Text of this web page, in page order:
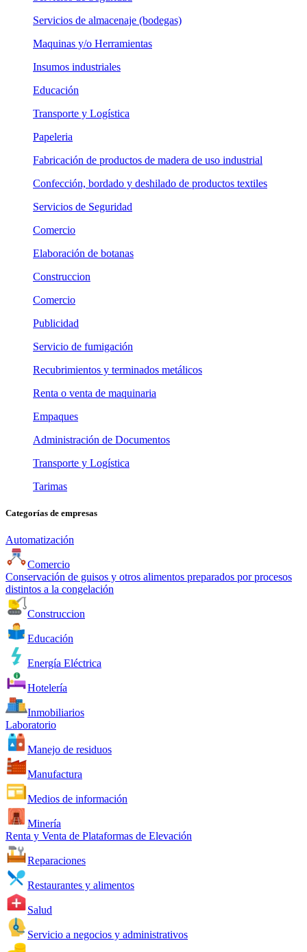
Servicios de almacenaje (bodegas)
Maquinas y/o Herramientas
Insumos industriales
Educación
Transporte y Logística
Papeleria
Fabricación de productos de madera de uso industrial
Confección, bordado y deshilado de productos textiles
Servicios de Seguridad
Comercio
Elaboración de botanas
Construccion
Comercio
Publicidad
Servicio de fumigación
Recubrimientos y terminados metálicos
Renta o venta de maquinaria
Empaques
Administración de Documentos
Transporte y Logística
Tarimas
Categorías de empresas
Automatización
Comercio
Conservación de guisos y otros alimentos preparados por procesos
distintos a la congelación
Construccion
Educación
Energía Eléctrica
Hotelería
Inmobiliarios
Laboratorio
Manejo de residuos
Manufactura
Medios de información
Minería
Renta y Venta de Plataformas de Elevación
Reparaciones
Restaurantes y alimentos
Salud
Servicio a negocios y administrativos